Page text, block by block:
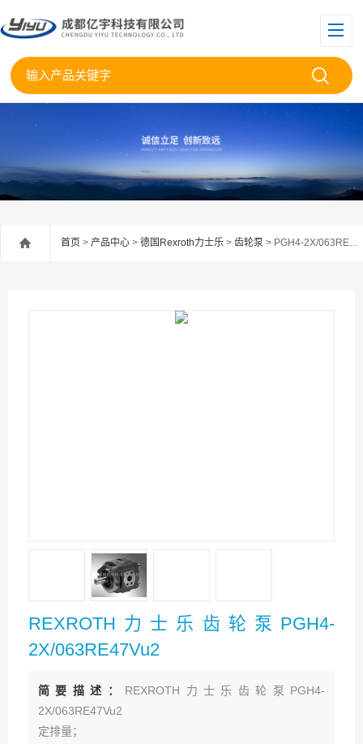
首页 > 产品中心 > 德国Rexroth力士乐 > 齿轮泵 > PGH4-2X/063RE47VU2REXROTH力士乐齿轮泵PGH4-2X/063RE47Vu2
REXROTH力士乐齿轮泵PGH4-
2X/063RE47Vu2
简要描述： REXROTH力士乐齿轮泵PGH4-
2X/063RE47Vu2
定排量；